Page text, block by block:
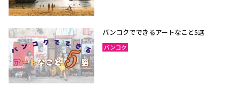
バンコクでできるアートなこと5選
バンコク